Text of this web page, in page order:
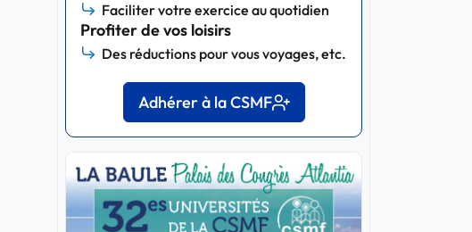
Faciliter votre exercice au quotidien
Profiter de vos loisirs
Des réductions pour vous voyages, etc.
Adhérer à la CSMF